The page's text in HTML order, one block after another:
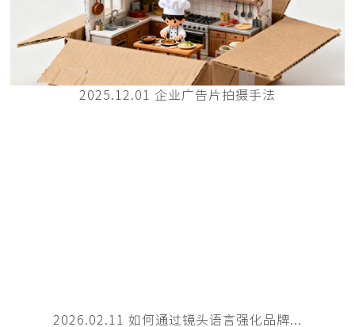
2025.12.01 企业广告片拍摄手法
2026.02.11 如何通过镜头语言强化品牌...